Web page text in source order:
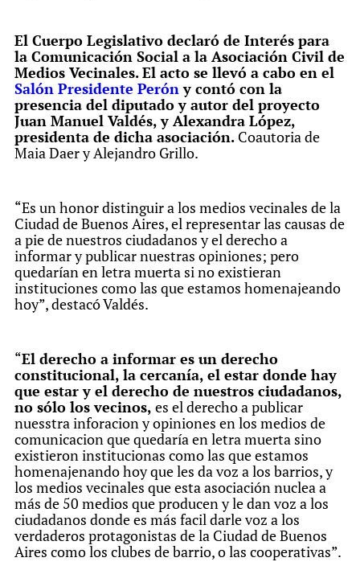
El Cuerpo Legislativo declaró de Interés para
la Comunicación Social a la Asociación Civil de
Medios Vecinales. El acto se llevó a cabo en el
Salón Presidente Peróny contó con la
presencia del diputado y autor del proyecto
Juan Manuel Valdés, y Alexandra López,
presidenta de dicha asociación. Coautoria de
Maia Daer y Alejandro Grillo.
“Es un honor distinguir a los medios vecinales de la
Ciudad de Buenos Aires, el representar las causas de
a pie de nuestros ciudadanos y el derecho a
informar y publicar nuestras opiniones; pero
quedarían en letra muerta si no existieran
instituciones como las que estamos homenajeando
hoy”, destacó Valdés.
“El derecho a informar es un derecho
constitucional, la cercanía, el estar donde hay
que estar y el derecho de nuestros ciudadanos,
no sólo los vecinos, es el derecho a publicar
nuesstra inforacion y opiniones en los medios de
comunicacion que quedaría en letra muerta sino
existieron institucionas como las que estamos
homenajenando hoy que les da voz a los barrios, y
los medios vecinales que esta asociación nuclea a
más de 50 medios que producen y le dan voz a los
ciudadanos donde es más facil darle voz a los
verdaderos protagonistas de la Ciudad de Buenos
Aires como los clubes de barrio, o las cooperativas”.